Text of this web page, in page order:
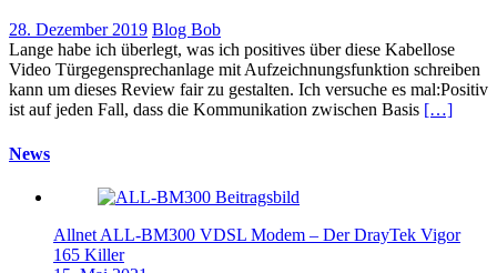
28. Dezember 2019 Blog Bob
Lange habe ich überlegt, was ich positives über diese Kabellose
Video Türgegensprechanlage mit Aufzeichnungsfunktion schreiben
kann um dieses Review fair zu gestalten. Ich versuche es mal:Positiv
ist auf jeden Fall, dass die Kommunikation zwischen Basis […]
News
Allnet ALL-BM300 VDSL Modem – Der DrayTek Vigor
165 Killer